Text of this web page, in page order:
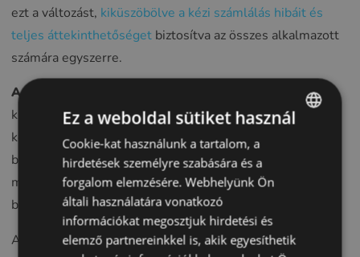
ezt a változást, kiküszöbölve a kézi számlálás hibáit és
teljes áttekinthetőséget biztosítva az összes alkalmazott
számára egyszerre.
A vonalkód és a QR-kód beolvasása
egyszerűsíti a
kiszolgálási folyamatot, mivel egy egyszerű beolvasással
közvetlenül összekapcsolja a kereteket és a lencséket a
beteg receptjeivel. Ez kiküszöböli az átírási hibákat,
miközben felgyorsítja a tranzakciós folyamatot és javítja a
betegek élményét.
Az
automatikus újrarendelési riasztásokfigyelemmel
ENGLISH
POLISH
GERMAN
SPANISH
Ez a weboldal sütiket használ
Cookie-kat használunk a tartalom, a
hirdetések személyre szabására és a
forgalom elemzésére. Webhelyünk Ön
általi használatára vonatkozó
információkat megosztjuk hirdetési és
elemző partnereinkkel is, akik egyesíthetik